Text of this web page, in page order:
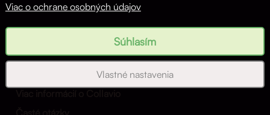
Neprehliadnite
Viac o ochrane osobných údajov
Súhlasím
Vlastné nastavenia